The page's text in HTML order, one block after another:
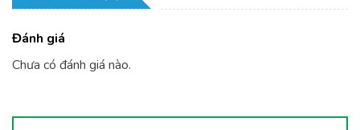
Đánh giá
Chưa có đánh giá nào.